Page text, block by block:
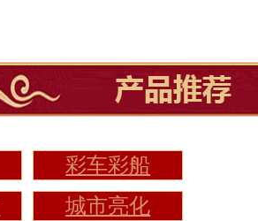
彩车彩船
城市亮化